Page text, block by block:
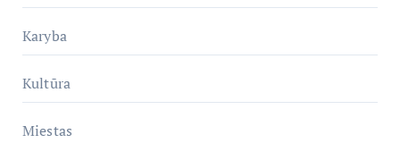
Karyba
Kultūra
Miestas